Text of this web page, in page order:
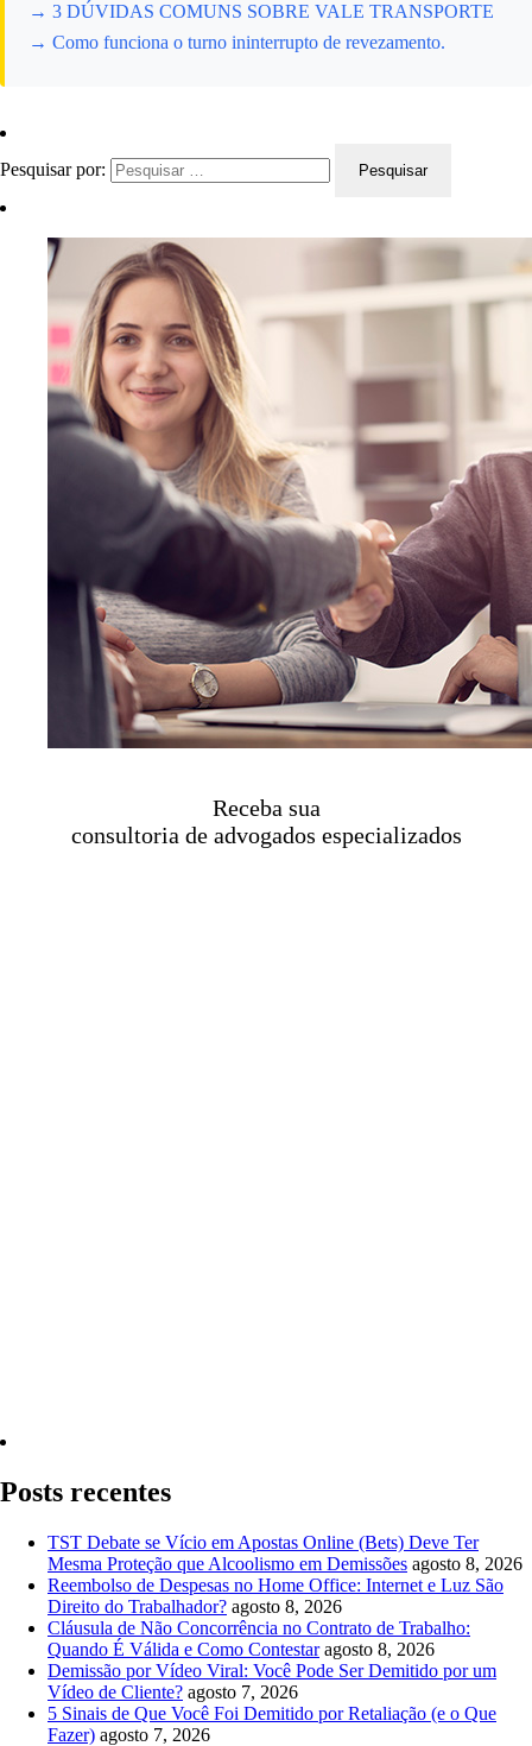
→ 3 DÚVIDAS COMUNS SOBRE VALE TRANSPORTE
→ Como funciona o turno ininterrupto de revezamento.
Pesquisar por:
Receba sua
consultoria de advogados especializados
Posts recentes
TST Debate se Vício em Apostas Online (Bets) Deve Ter
Mesma Proteção que Alcoolismo em Demissões agosto 8, 2026
Reembolso de Despesas no Home Office: Internet e Luz São
Direito do Trabalhador? agosto 8, 2026
Cláusula de Não Concorrência no Contrato de Trabalho:
Quando É Válida e Como Contestar agosto 8, 2026
Demissão por Vídeo Viral: Você Pode Ser Demitido por um
Vídeo de Cliente? agosto 7, 2026
5 Sinais de Que Você Foi Demitido por Retaliação (e o Que
Fazer) agosto 7, 2026